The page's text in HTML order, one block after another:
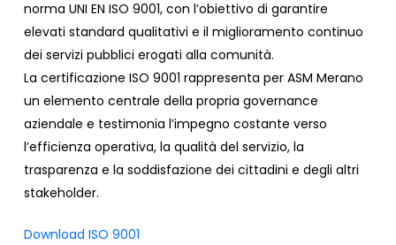
norma UNI EN ISO 9001, con l’obiettivo di garantire
elevati standard qualitativi e il miglioramento continuo
dei servizi pubblici erogati alla comunità.
La certificazione ISO 9001 rappresenta per ASM Merano
un elemento centrale della propria governance
aziendale e testimonia l’impegno costante verso
l’efficienza operativa, la qualità del servizio, la
trasparenza e la soddisfazione dei cittadini e degli altri
stakeholder.
Download ISO 9001